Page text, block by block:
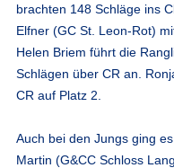
brachten 148 Schläge ins
Elfner (GC St. Leon-Rot)
Helen Briem führt die
Schlägen über CR an.
CR auf Platz 2.
Auch bei den Jungs ging
Martin (G&CC Schloss